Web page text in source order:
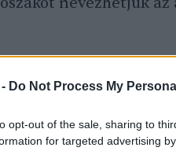
Do Not Process My
opt-out of the sale, sharing to
for targeted advertising
fő időszaka
meg, hogy